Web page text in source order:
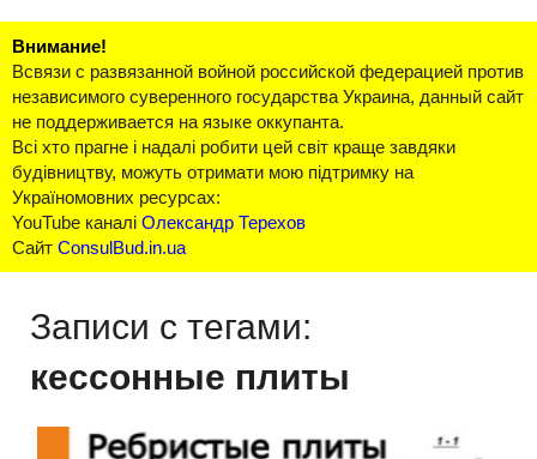
Внимание!
Всвязи с развязанной войной российской федерацией против
независимого суверенного государства Украина, данный сайт
не поддерживается на языке оккупанта.
Всі хто прагне і надалі робити цей світ краще завдяки
будівництву, можуть отримати мою підтримку на
Україномовних ресурсах:
YouTube каналі Олександр Терехов
Сайт ConsulBud.in.ua
Записи с тегами:
кессонные плиты